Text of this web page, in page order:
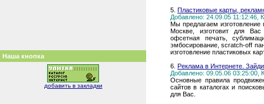
Наша кнопка
добавить в закладки
5. Пластиковые карты,
Добавлено: 24.09.05 11:12:46,
Мы предлагаем изготовление
Москве, изготовит для Вас
офсетная печать,
эмбосирование, scratch-off
изготовление пластиковых
6. Реклама в Интернете.
Добавлено: 09.05.06 03:25:00,
Основные правила
сайтов в каталогах и
для Вас.